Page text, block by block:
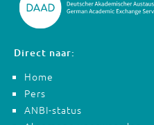
Direct naar:
Home
Pers
ANBI-status